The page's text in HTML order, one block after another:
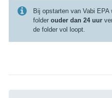
Bij opstarten van Vabi
folder ouder dan 24 uur
de folder vol loopt.